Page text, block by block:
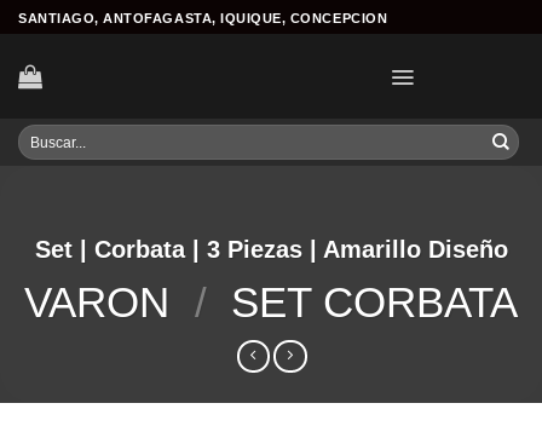
Skip
content
SANTIAGO, ANTOFAGASTA, IQUIQUE, CONCEPCION
Buscar
por:
Set | Corbata | 3 Piezas | Amarillo Diseño
VARON / SET CORBATA